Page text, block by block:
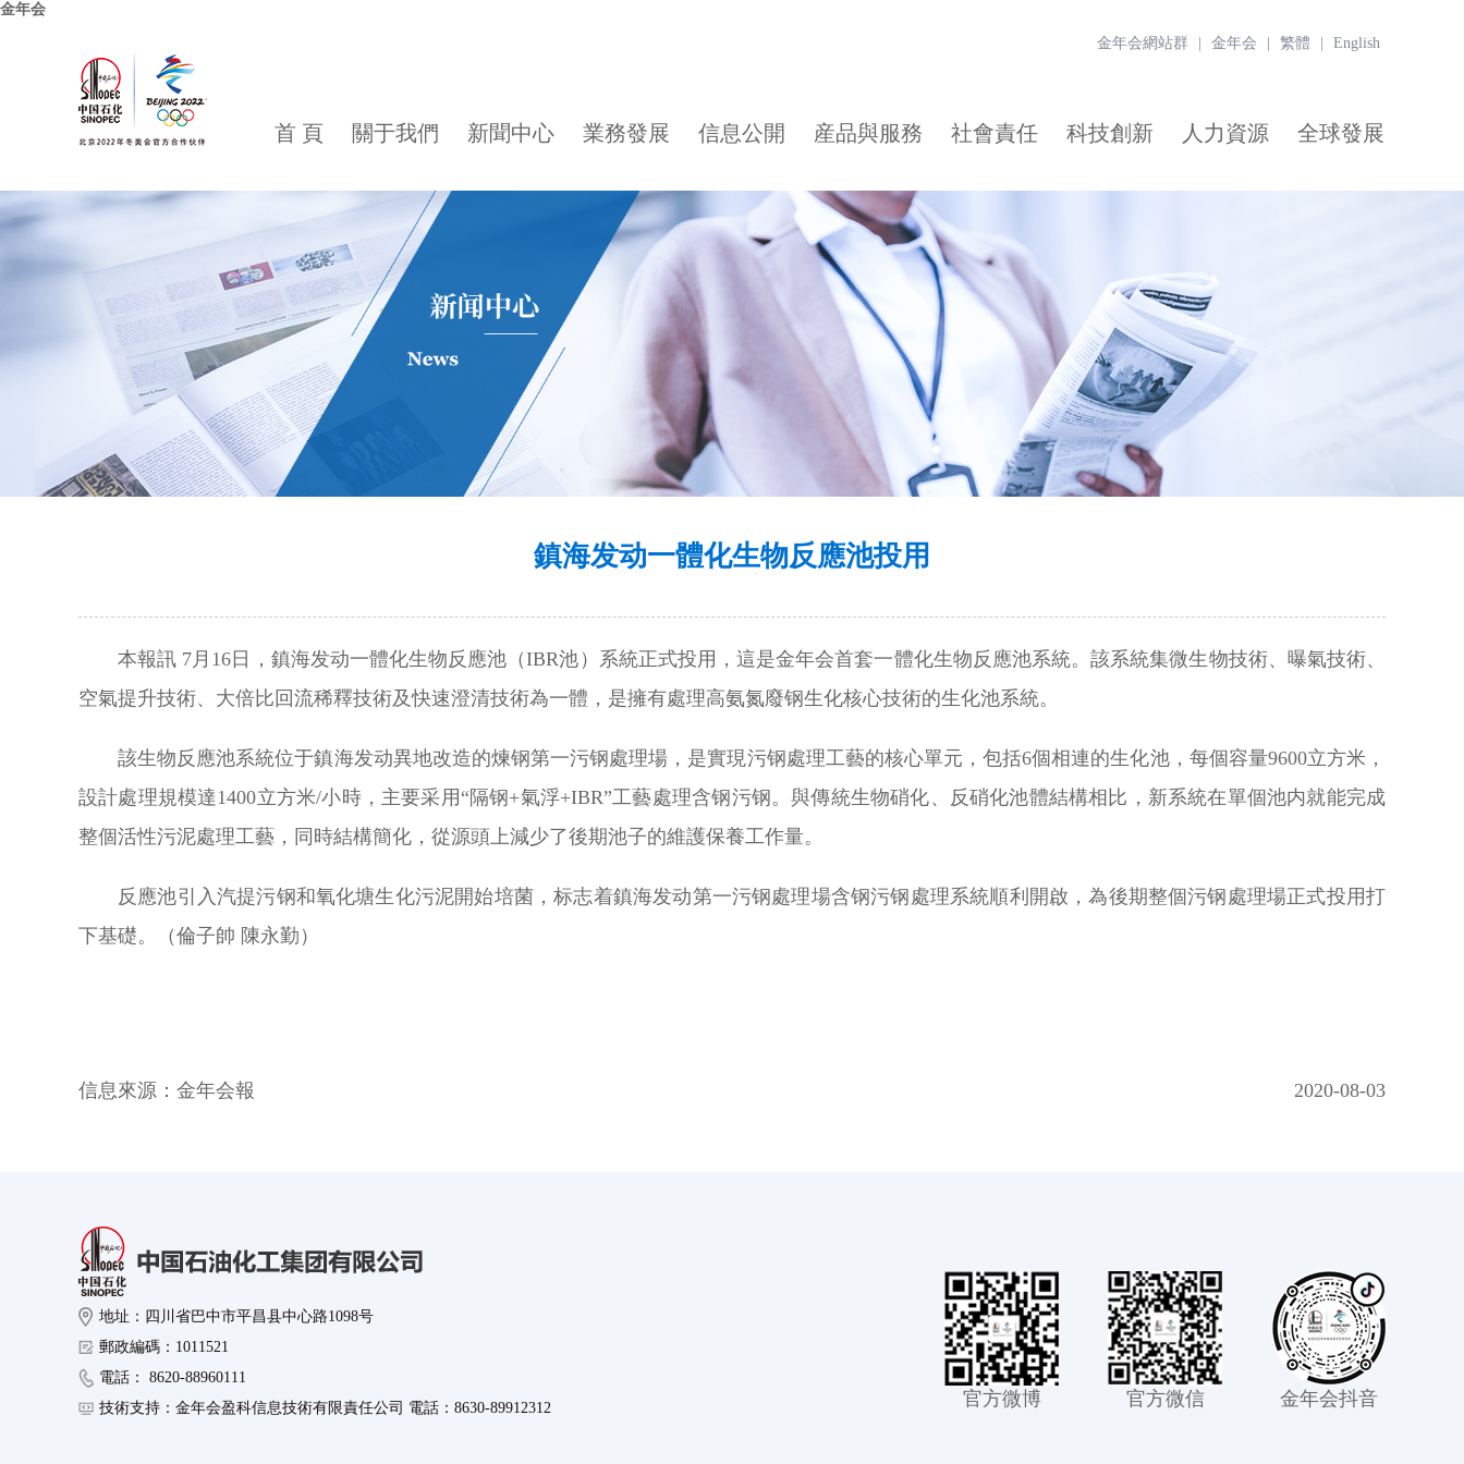
金年会
金年会網站群 金年会 繁體 English
首 頁 關于我們 新聞中心 業務發展 信息公開 産品與服務 社會責任 科技創新 人力資源 全球發展
鎮海发动一體化生物反應池投用
本報訊 7月16日，鎮海发动一體化生物反應池（IBR池）系統正式投用，這是金年会首套一體化生物反應池系統。該系統集微生物技術、曝氣技術、
空氣提升技術、大倍比回流稀釋技術及快速澄清技術為一體，是擁有處理高氨氮廢钢生化核心技術的生化池系統。
該生物反應池系統位于鎮海发动異地改造的煉钢第一污钢處理場，是實現污钢處理工藝的核心單元，包括6個相連的生化池，每個容量9600立方米，
設計處理規模達1400立方米/小時，主要采用“隔钢+氣浮+IBR”工藝處理含钢污钢。與傳統生物硝化、反硝化池體結構相比，新系統在單個池内就能完成
整個活性污泥處理工藝，同時結構簡化，從源頭上減少了後期池子的維護保養工作量。
反應池引入汽提污钢和氧化塘生化污泥開始培菌，标志着鎮海发动第一污钢處理場含钢污钢處理系統順利開啟，為後期整個污钢處理場正式投用打
下基礎。（倫子帥 陳永勤）
信息來源： 金年会報 2020-08-03
地址：四川省巴中市平昌县中心路1098号
郵政編碼：1011521
電話： 8620-88960111
技術支持：金年会盈科信息技術有限責任公司 電話：8630-89912312
官方微博 官方微信 金年会抖音